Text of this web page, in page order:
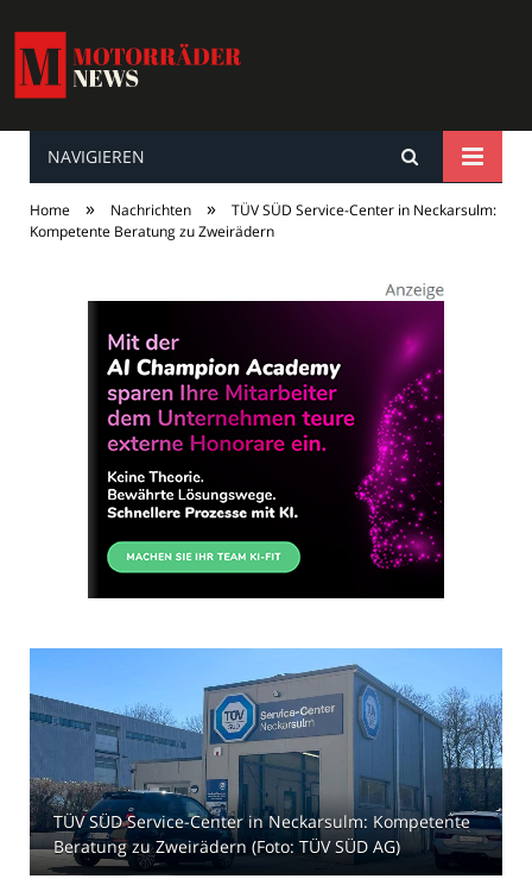
MotorräderNews
NAVIGIEREN
Home » Nachrichten »
TÜV SÜD Service-Center in Neckarsulm:
Kompetente Beratung zu Zweirädern
TÜV SÜD Service-Center in Neckarsulm: Kompetente
Beratung zu Zweirädern (Foto: TÜV SÜD AG)